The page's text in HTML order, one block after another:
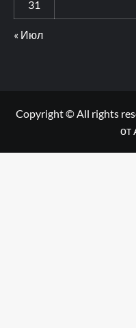
31
« Июл
Copyright © All rights
от